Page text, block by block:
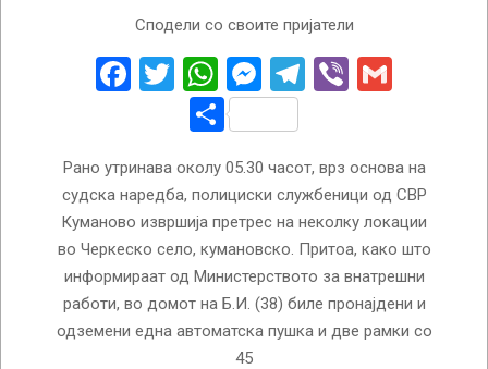
Сподели со своите пријатели
Facebook
Twitter
WhatsApp
Messenger
Telegram
Viber
Share
Рано утринава околу 05.30 часот, врз основа на
судска наредба, полициски службеници од СВР
Куманово извршија претрес на неколку локации
во Черкеско село, кумановско. Притоа, како што
информираат од Министерството за внатрешни
работи, во домот на Б.И. (38) биле пронајдени и
одземени една автоматска пушка и две рамки со
45